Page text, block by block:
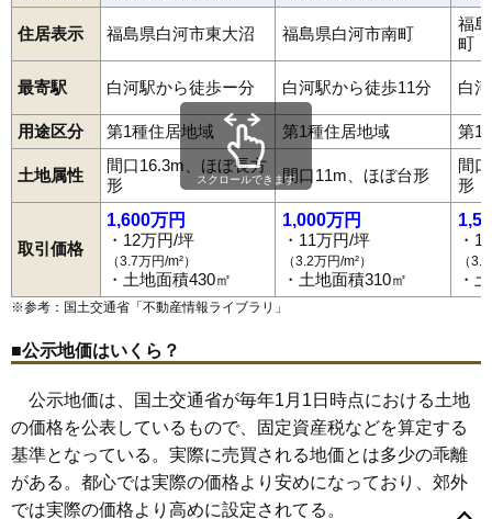
67 泉田 6.2万円 541万円 2.9%
68 老久保山 5.8万円 987万円 5.2%
5.6万円
71 八竜神 5.6万円 668万円 3.7%
72 豊地 5.5万円 432万円 4.9%
73 石切場 5.3万円 1,197万円 4.0%
白井掛下 521万円 -1.7%
立石山 1,589万円 6.9%
76 池下裏 5.1万円 417万円 -7.2%
78 金勝寺 4.9万円 452万円 -8.9%
79 十三原道上 4.8万円 2,890万円 4.7%
80 中島 4.8万円 458万円 -1.0%
81 萱根 4.5万円 366万円 0.5%
82 大 4.2万円 442万円 -7.7%
住居表示 福島県白河市東大沼 福島県白河市南町
福
町
最寄駅 白河駅から徒歩ー分 白河駅から徒歩11分 白
用途区分 第1種住居地域 第1種住居地域 第1
土地属性
間口16.3m、ほぼ長方
形
間口11m、ほぼ台形
間
形
取引価格
1,600万円
・12万円/坪
（3.7万円/m²）
・土地面積430㎡
1,000万円
・11万円/坪
（3.2万円/m²）
・土地面積310㎡
・
（
・
スクロールできます
※参考：国土交通省「不動産情報ライブラリ 」
■公示地価はいくら？
公示地価は、国土交通省が毎年1月1日時点における土地
の価格を公表しているもので、固定資産税などを算定する
基準となっている。実際に売買される地価とは多少の乖離
がある。都心では実際の価格より安めになっており、郊外
では実際の価格より高めに設定されてる。
会津町明戸 旭町 愛宕町飯沢山池下池下裏石切場泉田薄葉
馬町円明寺老久保 老久保山追廻 大坂山大手町 和尚壇山鬼越
表郷番沢
表郷八幡 郭内影鬼越金屋町萱根関川窪北裏
北中川原北登り町北堀切北真舟 金勝寺金鈴久田野
五番町川原転坂 細工町栄町三本松 三本松山